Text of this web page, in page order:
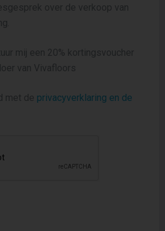
over de verkoop van
mij een 20% kortingsvoucher
van Vivafloors
met de privacyverklaring en de